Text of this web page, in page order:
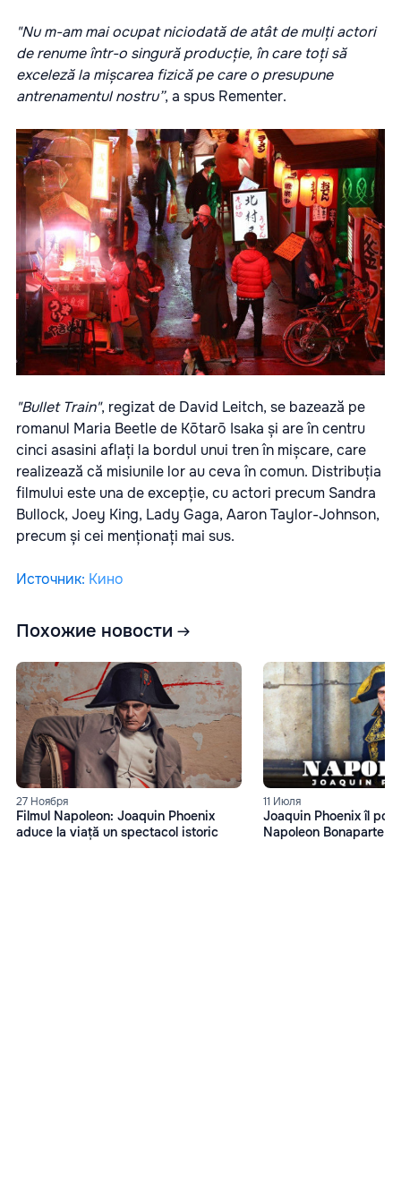
"Nu m-am mai ocupat niciodată de atât de mulți actori
de renume într-o singură producție, în care toți să
exceleză la mișcarea fizică pe care o presupune
antrenamentul nostru”, a spus Rementer.
"Bullet Train", regizat de David Leitch, se bazează pe
romanul Maria Beetle de Kōtarō Isaka și are în centru
cinci asasini aflați la bordul unui tren în mișcare, care
realizează că misiunile lor au ceva în comun. Distribuția
filmului este una de excepție, cu actori precum Sandra
Bullock, Joey King, Lady Gaga, Aaron Taylor-Johnson,
precum și cei menționați mai sus.
Источник: Кино
Похожие новости
27 Ноября
Filmul Napoleon: Joaquin Phoenix
aduce la viață un spectacol istoric
11 Июля
Joaquin Phoenix îl
Napoleon Bonaparte